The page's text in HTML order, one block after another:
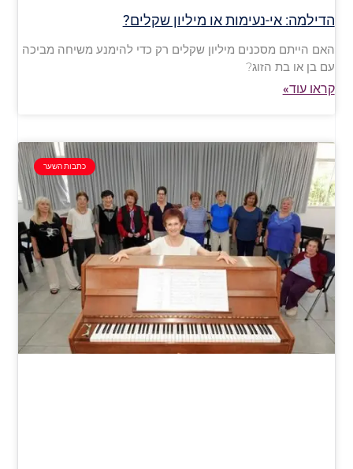
הדילמה: אי-נעימות או מיליון שקלים?
האם הייתם מסכנים מיליון שקלים רק כדי להימנע משיחה מביכה
עם בן או בת הזוג?
קראו עוד»
כתבות השער